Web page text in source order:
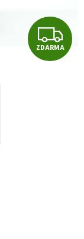
Z
D
ZDARMA